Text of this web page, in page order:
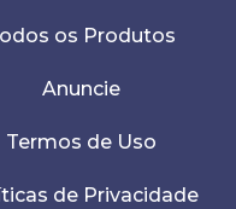
os Produtos
Anuncie
Termos de Uso
de Privacidade